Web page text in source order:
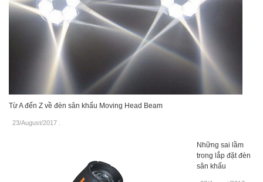
Từ A đến Z về đèn sân khấu Moving Head Beam
23/August/2017 .
Những sai lầm
trong lắp đặt đèn
sân khấu